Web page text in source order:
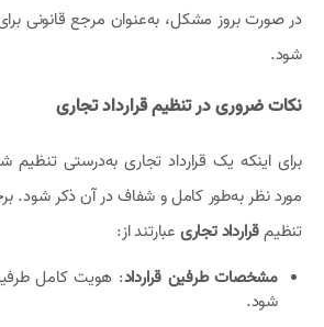
در صورت بروز مشکل، به‌عنوان مرجع قانونی
شود.
نکات ضروری در تنظیم قرارداد تجاری
برای اینکه یک قرارداد تجاری به‌درستی تنظیم
مورد نظر به‌طور کامل و شفاف در آن ذکر شود.
تنظیمقرارداد تجاری عبارتند از:
مشخصات طرفین قرارداد: هویت کامل
شود.